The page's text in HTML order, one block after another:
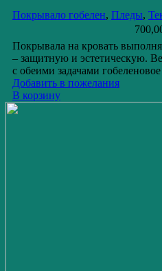
Покрывало гобелен, Пледы,
Покрывала на кровать
– защитную и эстетическую.
с обеими задачами
Добавить в пожелания
В корзину